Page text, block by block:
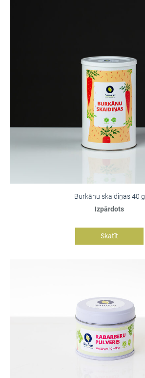
Burkānu skaidiņas 40 g
Izpārdots
Skatīt